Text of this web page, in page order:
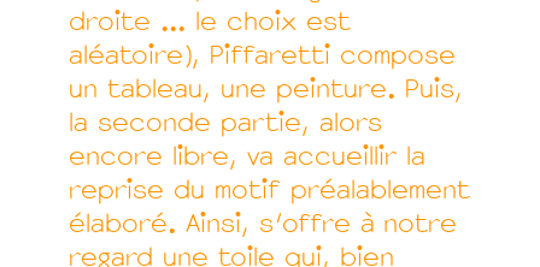
droite ... le choix est
aléatoire), Piffaretti compose
un tableau, une peinture. Puis,
la seconde partie, alors
encore libre, va accueillir la
reprise du motif préalablement
élaboré. Ainsi, s'offre à notre
regard une toile qui, bien